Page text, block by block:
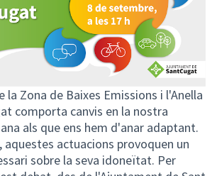
la Zona de Baixes Emissions i l'Anella
comporta canvis en la nostra
als que ens hem d'anar adaptant.
aquestes actuacions provoquen un
sobre la seva idoneïtat. Per